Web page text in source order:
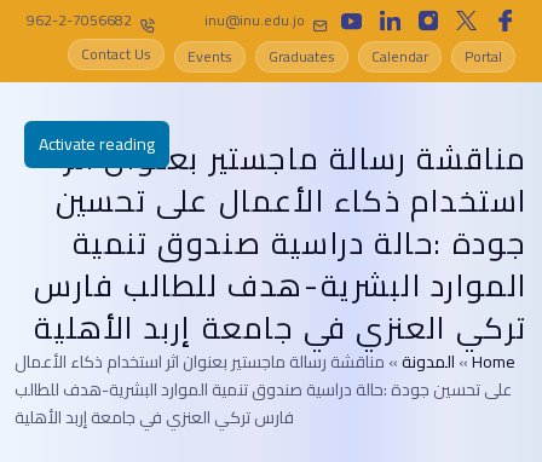
inu@inu.edu.jo
962-2-7056682
Portal
Calendar
Graduates
Events
Contact Us
مناقشة رسالة ماجستير بعنوان اثر
استخدام ذكاء الأعمال على تحسين
جودة :حالة دراسية صندوق تنمية
الموارد البشرية-هدف للطالب فارس
تركي العنزي في جامعة إربد الأهلية
Home
»المدونة»مناقشة رسالة ماجستير بعنوان اثر استخدام ذكاء الأعمال
على تحسين جودة :حالة دراسية صندوق تنمية الموارد البشرية-هدف للطالب
فارس تركي العنزي في جامعة إربد الأهلية
Activate reading